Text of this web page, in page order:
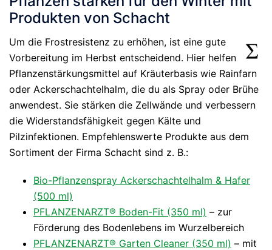
Produkten von Schacht
Um die Frostresistenz zu erhöhen, ist eine gute
Vorbereitung im Herbst entscheidend. Hier helfen
Pflanzenstärkungsmittel auf Kräuterbasis wie Rainfarn
oder Ackerschachtelhalm, die du als Spray oder Brühe
anwendest. Sie stärken die Zellwände und verbessern
die Widerstandsfähigkeit gegen Kälte und
Pilzinfektionen. Empfehlenswerte Produkte aus dem
Sortiment der Firma Schacht sind z. B.:
Bio-Pflanzenspray Ackerschachtelhalm & Hafer
(500 ml)
PFLANZENARZT® Boden-Fit (350 ml) – zur
Förderung des Bodenlebens im Wurzelbereich
PFLANZENARZT® Garten Cleaner (350 ml) – mit